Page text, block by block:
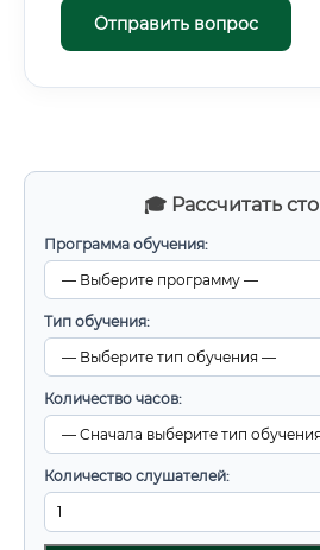
🎓 Рассчитать
Программа обучения:
Тип обучения:
Количество часов:
Количество слушателей:
Отправить вопрос